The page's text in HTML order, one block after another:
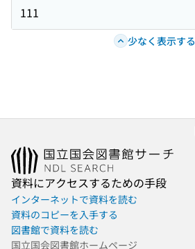
111
少なく表示する
資料にアクセスするための手段
インターネットで資料を読む
資料のコピーを入手する
図書館で資料を読む
国立国会図書館ホームページ